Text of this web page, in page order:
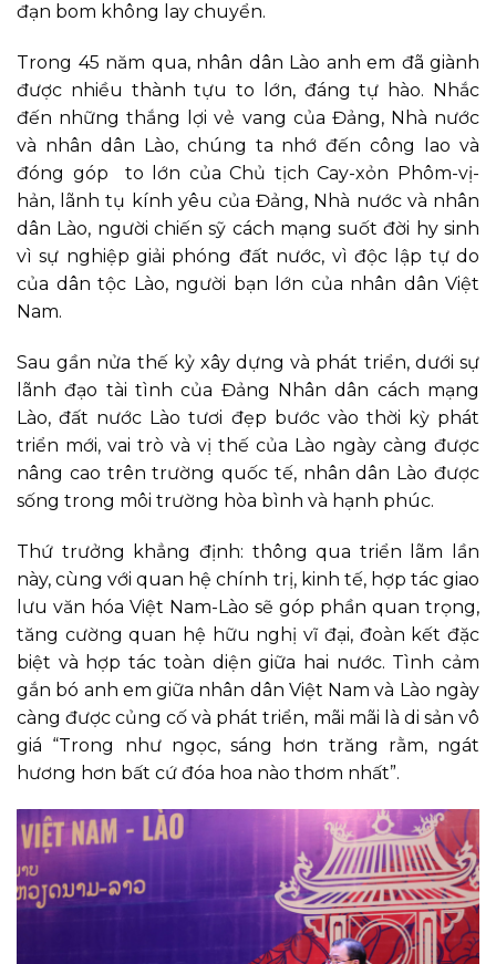
đạn bom không lay chuyển.
Trong 45 năm qua, nhân dân Lào anh em đã giành
được nhiều thành tựu to lớn, đáng tự hào. Nhắc
đến những thắng lợi vẻ vang của Đảng, Nhà nước
và nhân dân Lào, chúng ta nhớ đến công lao và
đóng góp to lớn của Chủ tịch Cay-xỏn Phôm-vị-
hản, lãnh tụ kính yêu của Đảng, Nhà nước và nhân
dân Lào, người chiến sỹ cách mạng suốt đời hy sinh
vì sự nghiệp giải phóng đất nước, vì độc lập tự do
của dân tộc Lào, người bạn lớn của nhân dân Việt
Nam.
Sau gần nửa thế kỷ xây dựng và phát triển, dưới sự
lãnh đạo tài tình của Đảng Nhân dân cách mạng
Lào, đất nước Lào tươi đẹp bước vào thời kỳ phát
triển mới, vai trò và vị thế của Lào ngày càng được
nâng cao trên trường quốc tế, nhân dân Lào được
sống trong môi trường hòa bình và hạnh phúc.
Thứ trưởng khẳng định: thông qua triển lãm lần
này, cùng với quan hệ chính trị, kinh tế, hợp tác giao
lưu văn hóa Việt Nam-Lào sẽ góp phần quan trọng,
tăng cường quan hệ hữu nghị vĩ đại, đoàn kết đặc
biệt và hợp tác toàn diện giữa hai nước. Tình cảm
gắn bó anh em giữa nhân dân Việt Nam và Lào ngày
càng được củng cố và phát triển, mãi mãi là di sản vô
giá “Trong như ngọc, sáng hơn trăng rằm, ngát
hương hơn bất cứ đóa hoa nào thơm nhất”.